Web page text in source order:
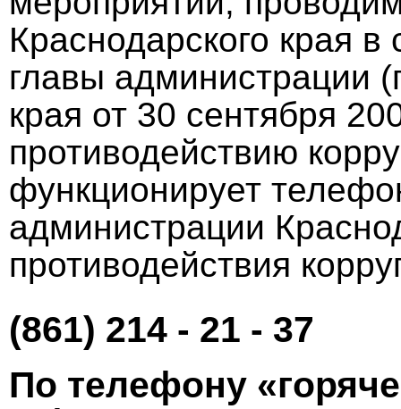
Краснодарского края
главы администрации
края от 30 сентября
противодействию
функционирует
администрации
противодействия
(861) 214 - 21 - 37
Пo тeлeфoну